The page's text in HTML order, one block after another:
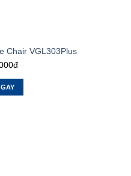
Chair VGL303Plus